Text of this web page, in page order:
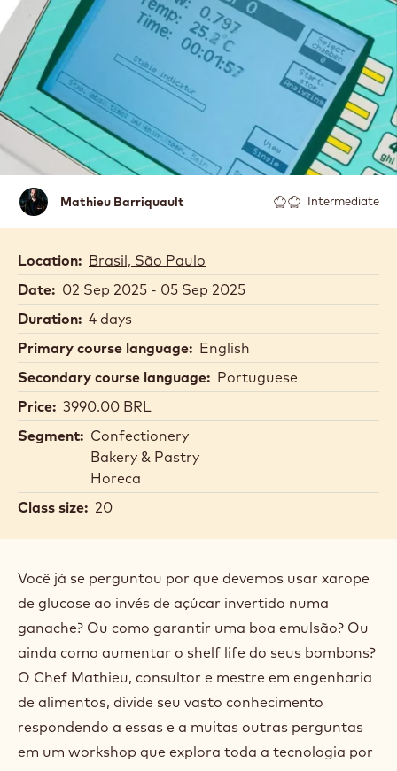
BARRIQUAULT -
SETEMBRO 2025
Mathieu
Barriquault
Mathieu Barriquault Intermediate
Brasil, São Paulo
Date: 02 Sep 2025 - 05 Sep 2025
Duration: 4 days
Primary course language:
English
Secondary course language: Portuguese
Price: 3990.00 BRL
Segment: Confectionery
Bakery & Pastry
Horeca
Class size: 20